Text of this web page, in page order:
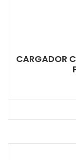
CARGADOR